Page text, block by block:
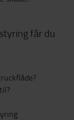
får du